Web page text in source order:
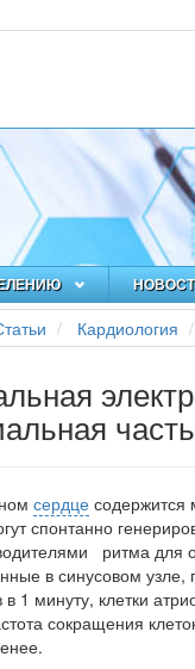
Кардиология
сердце содержится
спонтанно
ритма для
в синусовом
1 минуту, клетки
сокращения